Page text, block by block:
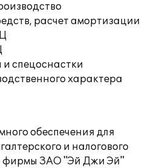
расчет амортизации
спецоснастки
характера
обеспечения для
и налогового
фирмы ЗАО "Эй Джи Эй"